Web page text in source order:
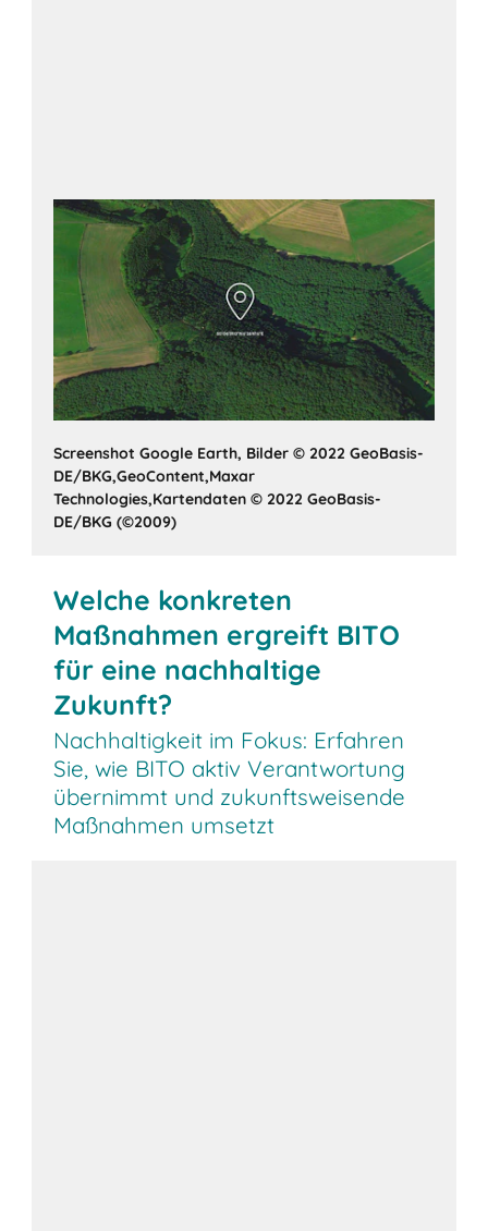
Screenshot Google Earth, Bilder © 2022 GeoBasis-
DE/BKG,GeoContent,Maxar
Technologies,Kartendaten © 2022 GeoBasis-
DE/BKG (©2009)
Auf Google Maps betrachten
Welche konkreten
Maßnahmen ergreift BITO
für eine nachhaltige
Zukunft?
Nachhaltigkeit im Fokus: Erfahren
Sie, wie BITO aktiv Verantwortung
übernimmt und zukunftsweisende
Maßnahmen umsetzt